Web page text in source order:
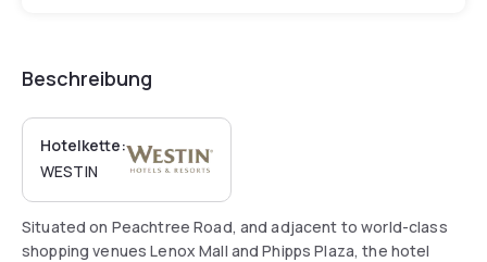
Beschreibung
Hotelkette:
WESTIN
Situated on Peachtree Road, and adjacent to world-class
shopping venues Lenox Mall and Phipps Plaza, the hotel